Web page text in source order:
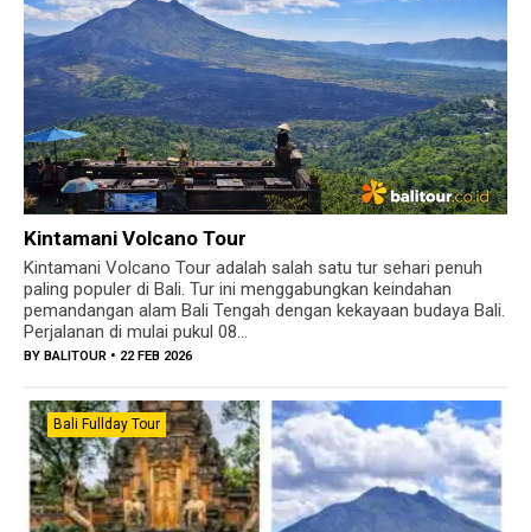
Kintamani Volcano Tour
Kintamani Volcano Tour adalah salah satu tur sehari penuh
paling populer di Bali. Tur ini menggabungkan keindahan
pemandangan alam Bali Tengah dengan kekayaan budaya Bali.
Perjalanan di mulai pukul 08...
BY BALITOUR • 22 FEB 2026
Bali Fullday Tour